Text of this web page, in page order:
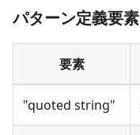
パターン定義要素
要素
"quoted string"